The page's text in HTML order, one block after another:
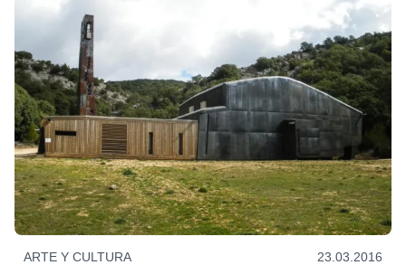
ARTE Y CULTURA 23.03.2016